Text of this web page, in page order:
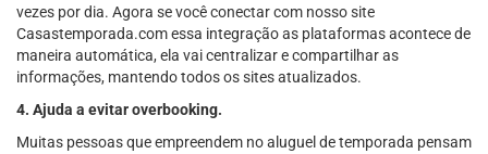
vezes por dia. Agora se você conectar com nosso site
Casastemporada.com essa integração as plataformas acontece de
maneira automática, ela vai centralizar e compartilhar as
informações, mantendo todos os sites atualizados.
4. Ajuda a evitar overbooking.
Muitas pessoas que empreendem no aluguel de temporada pensam